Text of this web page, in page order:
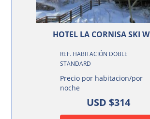
HOTEL LA CORNISA SKI
REF. HABITACIÓN DOBLE
STANDARD
Precio por habitacion/por
noche
USD $314